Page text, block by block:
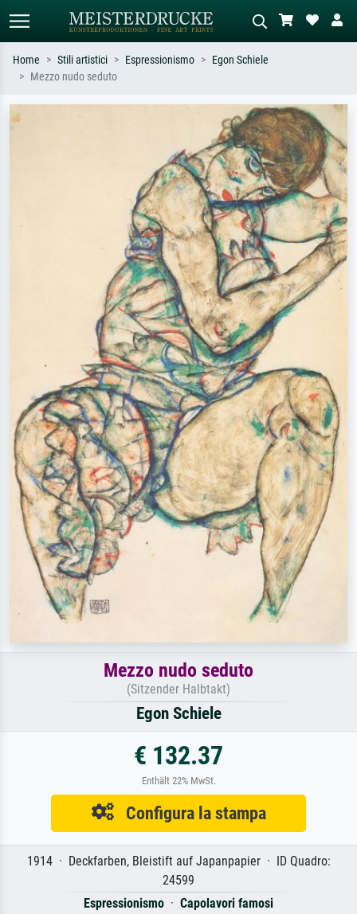
Descrivi la scena – es. prato verde,
astratto con molto rosso, dipinto a
olio scuro, nudo in piedi vicino a un
albero.
Home Stili artistici Espressionismo
Egon Schiele
Mezzo nudo seduto
Mezzo nudo seduto
(Sitzender Halbtakt)
Egon Schiele
€ 132.37
Enthält 22% MwSt.
Configura la stampa
1914 · Deckfarben, Bleistift auf Japanpapier · ID Quadro:
24599
Espressionismo · Capolavori famosi